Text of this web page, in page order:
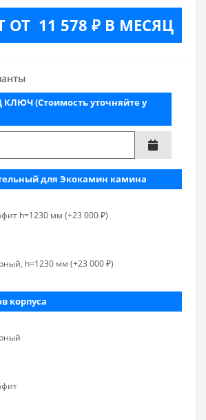
ОТ 11 578 ₽ В МЕСЯЦ
(Стоимость уточняйте у
для Экокамин камина
h=1230 мм (+23 000 ₽)
h=1230 мм (+23 000 ₽)
корпуса